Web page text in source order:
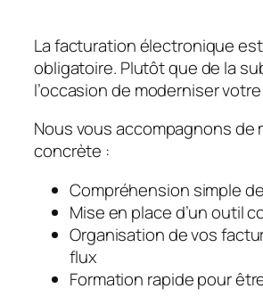
La facturation électronique
obligatoire. Plutôt que de la
l’occasion de moderniser
Nous vous accompagnons de
concrète :
Compréhension simple
Mise en place d’un outil
Organisation de vos
flux
Formation rapide pour